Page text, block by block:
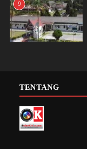
9
TENTANG